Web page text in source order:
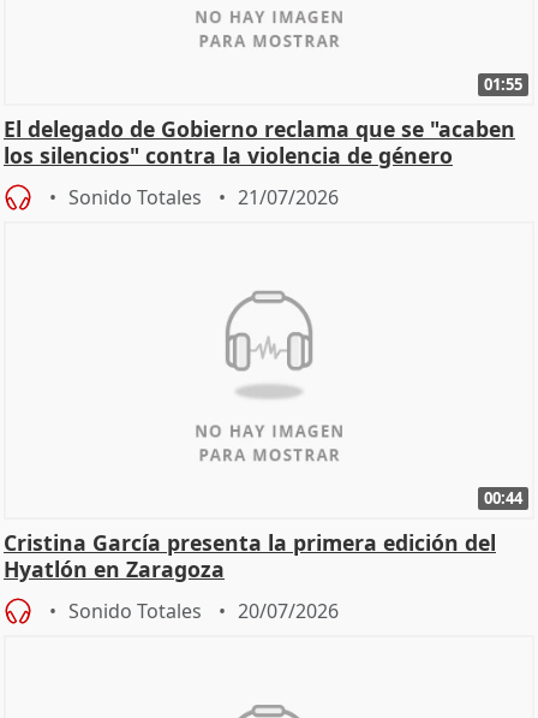
01:55
El delegado de Gobierno reclama que se "acaben
los silencios" contra la violencia de género
Sonido Totales 21/07/2026
00:44
Cristina García presenta la primera edición del
Hyatlón en Zaragoza
Sonido Totales 20/07/2026